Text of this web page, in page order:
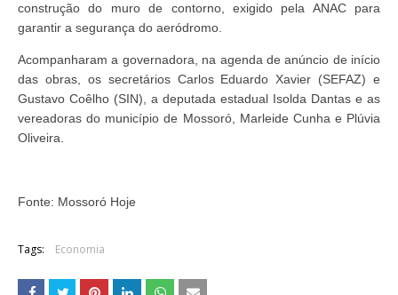
construção do muro de contorno, exigido pela ANAC para
garantir a segurança do aeródromo.
Acompanharam a governadora, na agenda de anúncio de início
das obras, os secretários Carlos Eduardo Xavier (SEFAZ) e
Gustavo Coêlho (SIN), a deputada estadual Isolda Dantas e as
vereadoras do município de Mossoró, Marleide Cunha e Plúvia
Oliveira.
Fonte: Mossoró Hoje
Tags: Economia